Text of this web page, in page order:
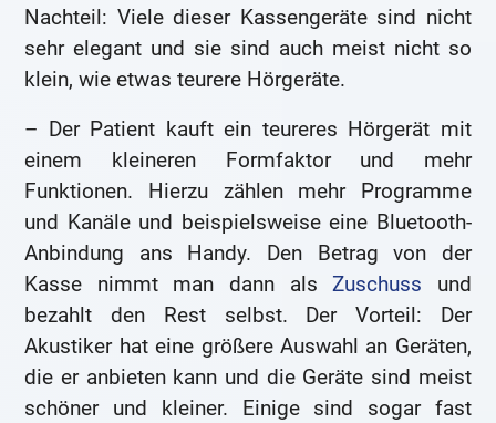
Nachteil: Viele dieser Kassengeräte sind nicht
sehr elegant und sie sind auch meist nicht so
klein, wie etwas teurere Hörgeräte.
– Der Patient kauft ein teureres Hörgerät mit
einem kleineren Formfaktor und mehr
Funktionen. Hierzu zählen mehr Programme
und Kanäle und beispielsweise eine Bluetooth-
Anbindung ans Handy. Den Betrag von der
Kasse nimmt man dann alsZuschuss und
bezahlt den Rest selbst. Der Vorteil: Der
Akustiker hat eine größere Auswahl an Geräten,
die er anbieten kann und die Geräte sind meist
schöner und kleiner. Einige sind sogar fast